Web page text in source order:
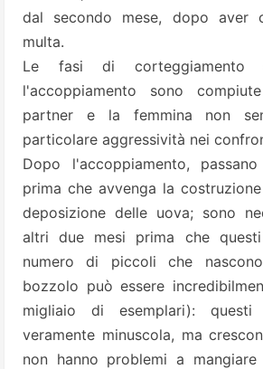
dal secondo mese, dopo aver
multa.
Le fasi di corteggiamento
l'accoppiamento sono
partner e la femmina non
particolare aggressività nei
Dopo l'accoppiamento,
prima che avvenga la
deposizione delle uova; sono
altri due mesi prima che
numero di piccoli che
bozzolo può essere
migliaio di esemplari):
veramente minuscola, ma
non hanno problemi a